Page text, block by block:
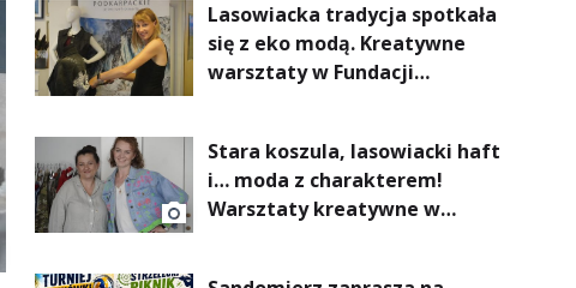
Lasowiacka tradycja spotkała
się z eko modą. Kreatywne
warsztaty w Fundacji
Stara koszula, lasowiacki haft
i… moda z charakterem!
Warsztaty kreatywne w